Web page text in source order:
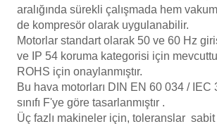
aralığında sürekli çalışmada hem
de kompresör olarak uygulanabilir.
Motorlar standart olarak 50 ve 60 Hz
ve IP 54 koruma kategorisi için
ROHS için onaylanmıştır.
Bu hava motorları DIN EN 60 034 / IEC
sınıfı F'ye göre tasarlanmıştır .
Üç fazlı makineler için, toleranslar